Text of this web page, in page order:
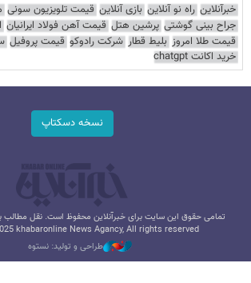
خبرآنلاین راه نو آنلاین بازی آنلاین قیمت تلویزیون سونی
جراح بینی گوشتی پرشین هتل قیمت آهن فولاد ایرانیان
قیمت طلا امروز بلیط قطار شرکت رادوکو قیمت پروفیل
خرید اکانت chatgpt
نسخه دسکتاپ
تمامی حقوق این سایت برای خبرآنلاین محفوظ است. نقل مطالب
khabaronline News Agancy, All rights reserved
طراحی و تولید: نستوه